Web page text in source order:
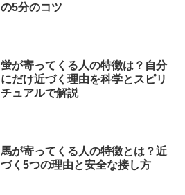
の5分のコツ
蛍が寄ってくる人の特徴は？自分
にだけ近づく理由を科学とスピリ
チュアルで解説
馬が寄ってくる人の特徴とは？近
づく5つの理由と安全な接し方